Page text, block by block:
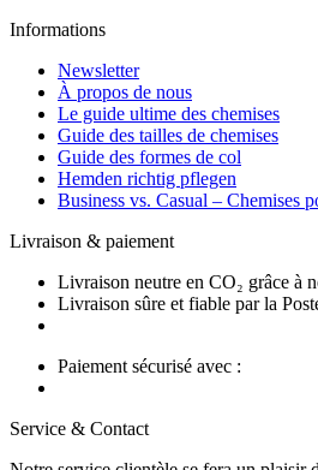
Informations
Newsletter
À propos de nous
Le guide ultime des chemises
Guide des tailles de chemises
Guide des formes de col
Hemden richtig pflegen
Business vs. Casual – Chemises
Livraison & paiement
Livraison neutre en CO₂ grâce à
Livraison sûre et fiable par la
Paiement sécurisé avec :
Service & Contact